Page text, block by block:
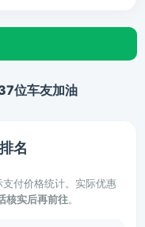
位车友加油
名
付价格统计。实际优惠
核实后再前往。